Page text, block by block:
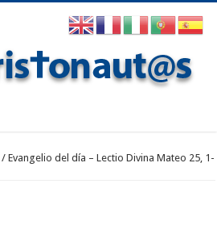
/ Evangelio del día – Lectio Divina Mateo 25, 1-